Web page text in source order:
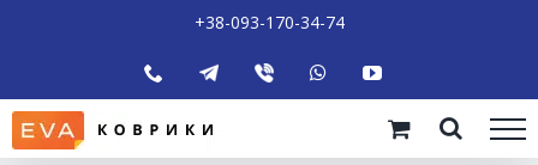
+38-093-170-34-74